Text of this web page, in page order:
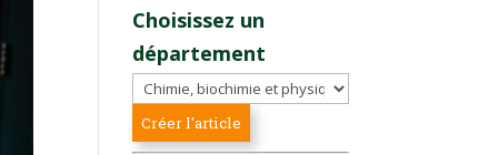
Choisissez un
département